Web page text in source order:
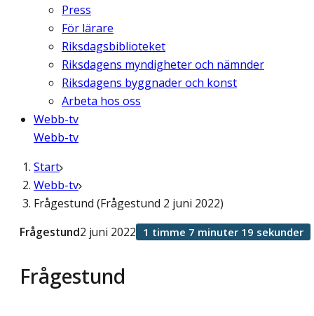
Press
För lärare
Riksdagsbiblioteket
Riksdagens myndigheter och nämnder
Riksdagens byggnader och konst
Arbeta hos oss
Webb-tv
Webb-tv
Start
Webb-tv
Frågestund (Frågestund 2 juni 2022)
Frågestund
Frågestund2 juni 2022 1 timme 7 minuter 19 sekunder